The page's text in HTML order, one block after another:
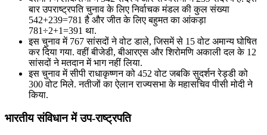
बार उपराष्ट्रपति चुनाव के लिए निर्वाचक मंडल की कुल संख्या
542+239=781 है और जीत के लिए बहुमत का आंकड़ा
781÷2+1=391 था.
इस चुनाव में 767 सांसदों ने वोट डाले, जिसमें से 15 वोट अमान्य घोषित
कर दिया गया. वहीं बीजेडी, बीआरएस और शिरोमणि अकाली दल के 12
सांसदों ने मतदान में भाग नहीं लिया.
इस चुनाव में सीपी राधाकृष्णन को 452 वोट जबकि सुदर्शन रेड्डी को
300 वोट मिले. नतीजों का ऐलान राज्यसभा के महासचिव पीसी मोदी ने
किया.
भारतीय संविधान में उप-राष्ट्रपति